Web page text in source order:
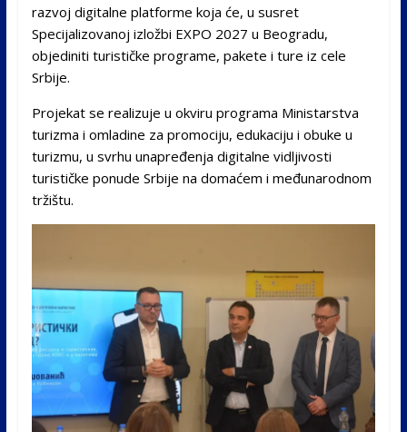
razvoj digitalne platforme koja će, u susret
Specijalizovanoj izložbi EXPO 2027 u Beogradu,
objediniti turističke programe, pakete i ture iz cele
Srbije.
Projekat se realizuje u okviru programa Ministarstva
turizma i omladine za promociju, edukaciju i obuke u
turizmu, u svrhu unapređenja digitalne vidljivosti
turističke ponude Srbije na domaćem i međunarodnom
tržištu.